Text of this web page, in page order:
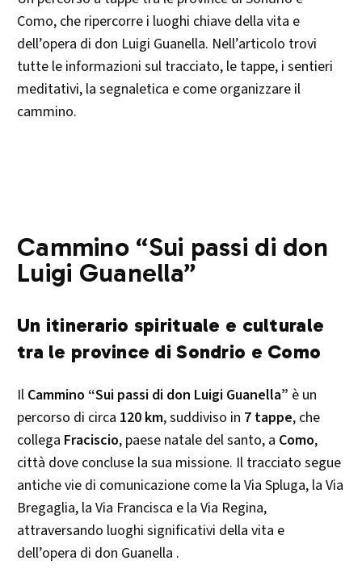
Como, che ripercorre i luoghi chiave della vita e
dell’opera di don Luigi Guanella. Nell’articolo trovi
tutte le informazioni sul tracciato, le tappe, i sentieri
meditativi, la segnaletica e come organizzare il
cammino.
Cammino “Sui passi di don
Luigi Guanella”
Un itinerario spirituale e culturale
tra le province di Sondrio e Como
Il Cammino “Sui passi di don Luigi Guanella” è un
percorso di circa 120 km, suddiviso in 7 tappe, che
collega Fraciscio, paese natale del santo, a Como,
città dove concluse la sua missione. Il tracciato segue
antiche vie di comunicazione come la Via Spluga, la Via
Bregaglia, la Via Francisca e la Via Regina,
attraversando luoghi significativi della vita e
dell’opera di don Guanella .​